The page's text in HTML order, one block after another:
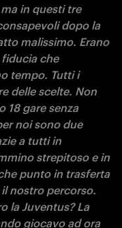
in questi tre
dopo la
malissimo. Erano
che
tempo. Tutti i
delle scelte. Non
18 gare senza
noi sono due
a tutti in
strepitoso e in
punto in trasferta
nostro percorso.
la Juventus? La
giocavo ad ora